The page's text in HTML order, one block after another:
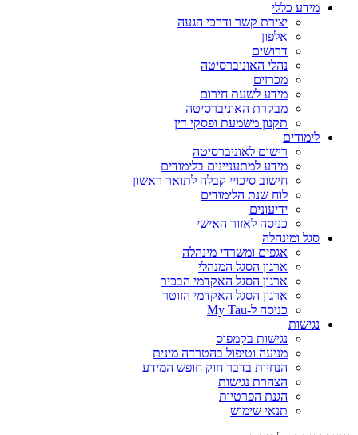
מידע כללי
יצירת קשר ודרכי הגעה
אלפון
דרושים
נהלי האוניברסיטה
מכרזים
מידע לשעת חירום
מבקרת האוניברסיטה
תקנון משמעת ופסקי דין
לימודים
רישום לאוניברסיטה
מידע למתעניינים בלימודים
חישוב סיכויי קבלה לתואר ראשון
לוח שנת הלימודים
ידיעונים
כניסה לאזור האישי
סגל ומינהלה
אגפים ומשרדי מינהלה
ארגון הסגל המנהלי
ארגון הסגל האקדמי הבכיר
ארגון הסגל האקדמי הזוטר
כניסה ל-My Tau
נגישות
נגישות בקמפוס
מניעה וטיפול בהטרדה מינית
הנחיות בדבר חוק חופש המידע
הצהרת נגישות
הגנת הפרטיות
תנאי שימוש